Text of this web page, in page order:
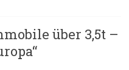
über 3,5t –
“